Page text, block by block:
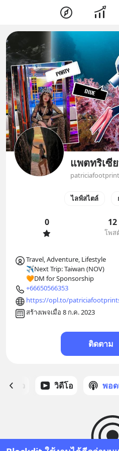
แพตทริเซี
ไลฟ์สไตล์
0 12
โพส
Travel, Adventure, Lifestyle
✈️Next Trip: Taiwan (NOV)
🧡DM for Sponsorship
+66650566353
https://opl.to/
สร้างเพจเมื่อ 8 ก.ค. 2023
ติดตาม
ด้ดาว วิดีโอ พอ